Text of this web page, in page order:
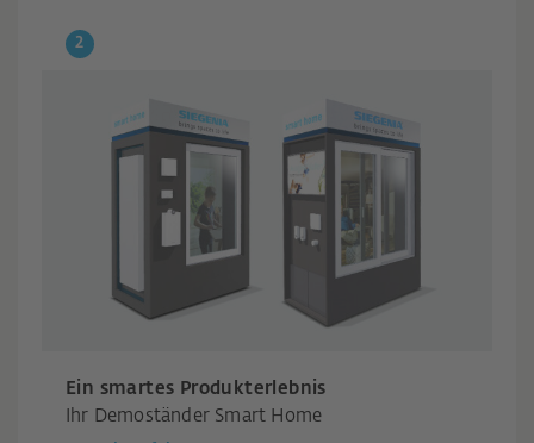
Ein smartes Produkterlebnis
Ihr Demoständer Smart Home